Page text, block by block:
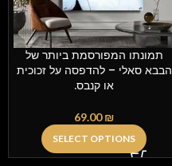
תמונתו המפורסמת ביותר של
הבבא סאלי – להדפסה על זכוכית
או קנבס.
69.00₪
SELECT OPTIONS